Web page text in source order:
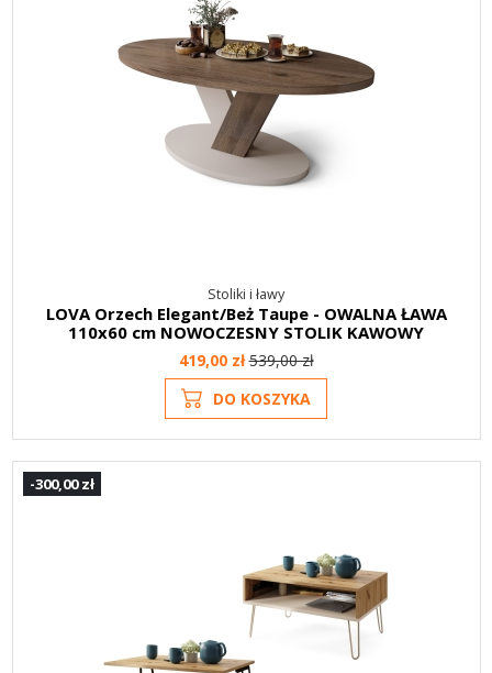
Stoliki i ławy
LOVA Orzech Elegant/Beż Taupe - OWALNA ŁAWA
110x60 cm NOWOCZESNY STOLIK KAWOWY
419,00 zł539,00 zł
DO KOSZYKA
-300,00 zł